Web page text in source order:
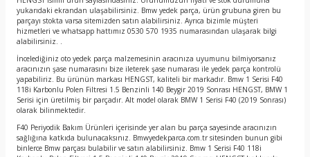
yukarıdaki ekrandan ulaşabilirsiniz. Bmw yedek parça, ürün grubuna giren bu
parçayı stokta varsa sitemizden satın alabilirsiniz. Ayrıca bizimle müşteri
hizmetleri ve whatsapp hattımız 0530 570 1935 numarasından ulaşarak bilgi
alabilirsiniz. .
İncelediğiniz oto yedek parça malzemesinin aracınıza uyumunu bilmiyorsanız
aracınızın şase numarasını bize ileterek şase numarası ile yedek parça kontrolü
yapabiliriz. Bu ürünün markası HENGST, kaliteli bir markadır. Bmw 1 Serisi F40
118i Karbonlu Polen Filtresi 1.5 Benzinli 140 Beygir 2019 Sonrası HENGST, BMW 1
Serisi için üretilmiş bir parçadır. Alt model olarak BMW 1 Serisi F40 (2019 Sonrası)
olarak bilinmektedir.
F40 Periyodik Bakım Ürünleri içerisinde yer alan bu parça sayesinde aracınızın
sağlığına katkıda bulunacaksınız. Bmwyedekparca.com.tr sitesinden bunun gibi
binlerce Bmw parçası bulabilir ve satın alabilirsiniz. Bmw 1 Serisi F40 118i